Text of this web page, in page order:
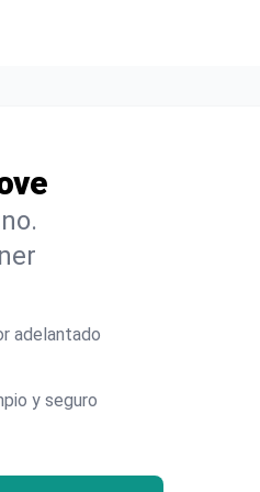
adelantado
y seguro